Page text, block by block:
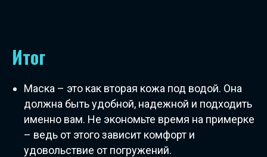
Итог
Маска – это как вторая кожа под водой. Она
должна быть удобной, надежной и подходить
именно вам. Не экономьте время на примерке
– ведь от этого зависит комфорт и
удовольствие от погружений.